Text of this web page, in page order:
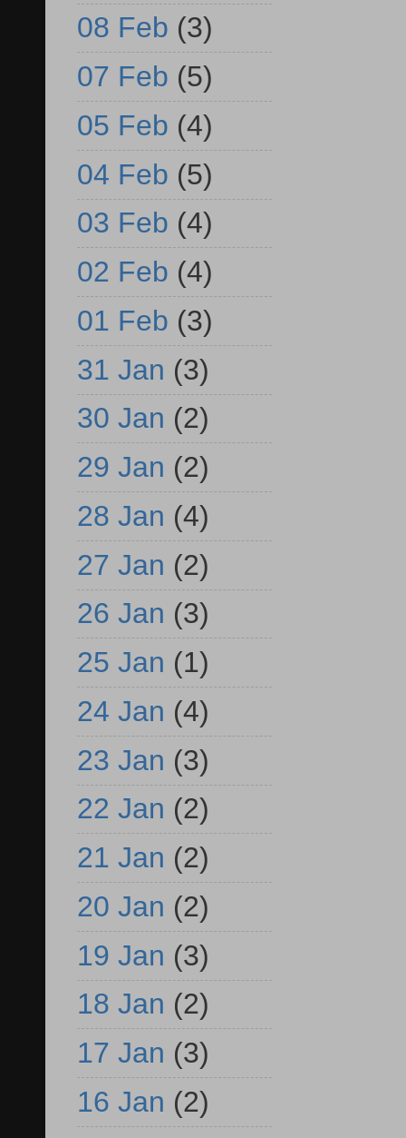
08 Feb (3)
07 Feb (5)
05 Feb (4)
04 Feb (5)
03 Feb (4)
02 Feb (4)
01 Feb (3)
31 Jan (3)
30 Jan (2)
29 Jan (2)
28 Jan (4)
27 Jan (2)
26 Jan (3)
25 Jan (1)
24 Jan (4)
23 Jan (3)
22 Jan (2)
21 Jan (2)
20 Jan (2)
19 Jan (3)
18 Jan (2)
17 Jan (3)
16 Jan (2)